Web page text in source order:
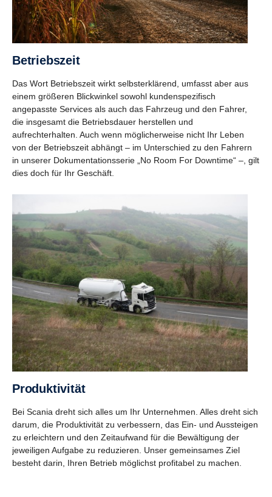
Betriebs­zeit
Das Wort Betriebszeit wirkt selbsterklärend, umfasst aber aus
einem größeren Blickwinkel sowohl kundenspezifisch
angepasste Services als auch das Fahrzeug und den Fahrer,
die insgesamt die Betriebsdauer herstellen und
aufrechterhalten. Auch wenn möglicherweise nicht Ihr Leben
von der Betriebszeit abhängt – im Unterschied zu den Fahrern
in unserer Dokumentationsserie „No Room For Downtime“ –, gilt
dies doch für Ihr Geschäft.
Produk­ti­vität
Bei Scania dreht sich alles um Ihr Unternehmen. Alles dreht sich
darum, die Produktivität zu verbessern, das Ein- und Aussteigen
zu erleichtern und den Zeitaufwand für die Bewältigung der
jeweiligen Aufgabe zu reduzieren. Unser gemeinsames Ziel
besteht darin, Ihren Betrieb möglichst profitabel zu machen.